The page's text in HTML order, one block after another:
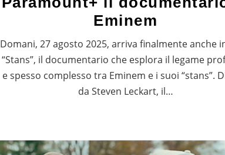
Eminem
Domani, 27 agosto 2025, arriva finalmente anche
“Stans”, il documentario che esplora il legame
e spesso complesso tra Eminem e i suoi “stans”.
da Steven Leckart, il…